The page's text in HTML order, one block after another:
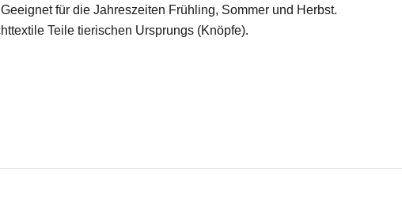
für die Jahreszeiten Frühling, Sommer und Herbst.
Teile tierischen Ursprungs (Knöpfe).